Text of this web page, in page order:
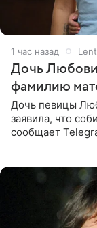
1 час назад
Дочь Любови
фамилию
Дочь певицы
заявила, что
сообщает